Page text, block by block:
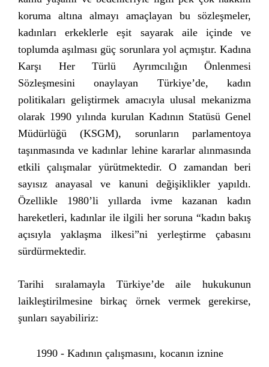
koruma altına almayı amaçlayan bu sözleşmeler,
kadınları erkeklerle eşit sayarak aile içinde ve
toplumda aşılması güç sorunlara yol açmıştır. Kadına
Karşı Her Türlü Ayrımcılığın Önlenmesi
Sözleşmesini onaylayan Türkiye’de, kadın
politikaları geliştirmek amacıyla ulusal mekanizma
olarak 1990 yılında kurulan Kadının Statüsü Genel
Müdürlüğü (KSGM), sorunların parlamentoya
taşınmasında ve kadınlar lehine kararlar alınmasında
etkili çalışmalar yürütmektedir. O zamandan beri
sayısız anayasal ve kanuni değişiklikler yapıldı.
Özellikle 1980’li yıllarda ivme kazanan kadın
hareketleri, kadınlar ile ilgili her soruna “kadın bakış
açısıyla yaklaşma ilkesi”ni yerleştirme çabasını
sürdürmektedir.
Tarihi sıralamayla Türkiye’de aile hukukunun
laikleştirilmesine birkaç örnek vermek gerekirse,
şunları sayabiliriz:
1990 - Kadının çalışmasını, kocanın iznine